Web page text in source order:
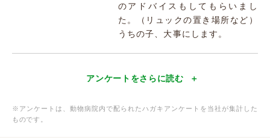
のアドバイスもしてもらいまし
た。（リュックの置き場所など）
うちの子、大事にします。
アンケートをさらに読む
※アンケートは、動物病院内で配られたハガキアンケートを当社が集計した
ものです。